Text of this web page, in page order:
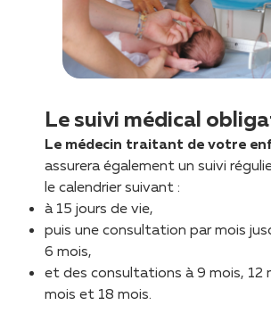
Le suivi médical
Le médecin traitant de votre
assurera également un suivi
le calendrier suivant :
à 15 jours de vie,
puis une consultation par mois
6 mois,
et des consultations à 9 mois, 12
mois et 18 mois.